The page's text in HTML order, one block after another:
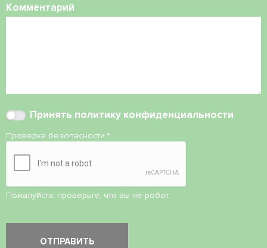
Комментарий
Принять политику конфиденциальности
Проверка безопасности *
Пожалуйста, проверьте, что вы не робот.